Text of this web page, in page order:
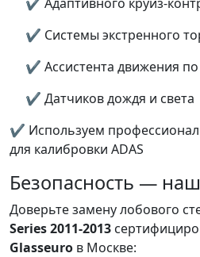
✔ Системы экстренного
✔ Ассистента движения
✔ Датчиков дождя и света
✔ Используем
для калибровки ADAS
Безопасность —
Доверьте замену лобового
Series 2011-2013
Glasseuro в Москве: